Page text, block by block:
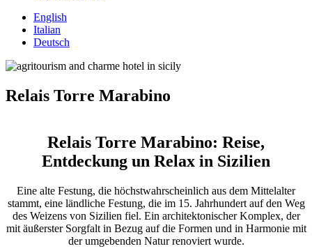
English
Italian
Deutsch
Relais Torre Marabino
Relais Torre Marabino: Reise,
Entdeckung un Relax in Sizilien
Eine alte Festung, die höchstwahrscheinlich aus dem Mittelalter
stammt, eine ländliche Festung, die im 15. Jahrhundert auf den Weg
des Weizens von Sizilien fiel. Ein architektonischer Komplex, der
mit äußerster Sorgfalt in Bezug auf die Formen und in Harmonie mit
der umgebenden Natur renoviert wurde.